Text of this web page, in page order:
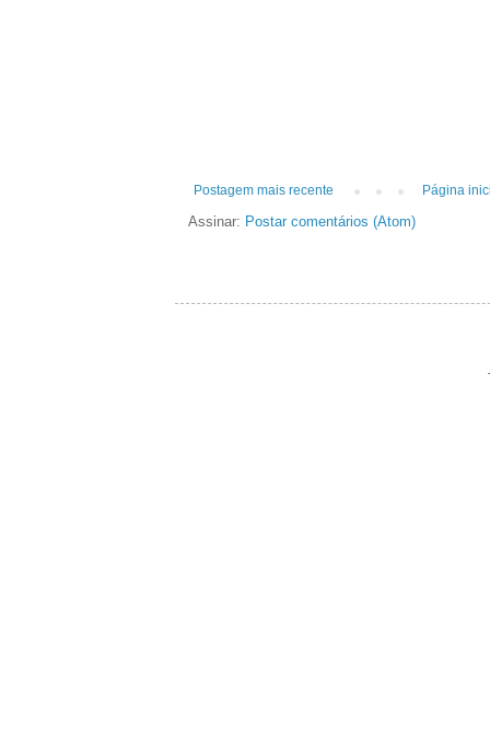
Postagem mais recente Página
Assinar: Postar comentários (Atom)